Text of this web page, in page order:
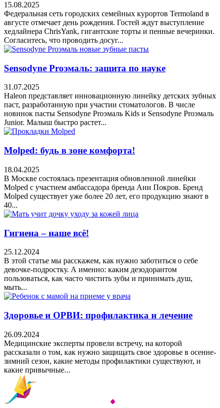
15.08.2025
Федеральная сеть городских семейных курортов Termoland в
августе отмечает день рождения. Гостей ждут выступление
хедлайнера ChrisYank, гигантские торты и пенные вечеринки.
Согласитесь, что проводить досуг...
Sensodyne Proэмаль: защита по науке
31.07.2025
Haleon представляет инновационную линейку детских зубных
паст, разработанную при участии стоматологов. В числе
новинок пасты Sensodyne Proэмаль Kids и Sensodyne Proэмаль
Junior. Малыш быстро растет...
Molped: будь в зоне комфорта!
18.04.2025
В Москве состоялась презентация обновленной линейки
Molped с участием амбассадора бренда Ани Покров. Бренд
Molped существует уже более 20 лет, его продукцию знают в
40...
Гигиена – наше всё!
25.12.2024
В этой статье мы расскажем, как нужно заботиться о себе
девочке-подростку. А именно: каким дезодорантом
пользоваться, как часто чистить зубы и принимать душ,
мыть...
Здоровье и ОРВИ: профилактика и лечение
26.09.2024
Медицинские эксперты провели встречу, на которой
рассказали о том, как нужно защищать свое здоровье в осенне-
зимний сезон, какие методы профилактики существуют, и
какие привычные...